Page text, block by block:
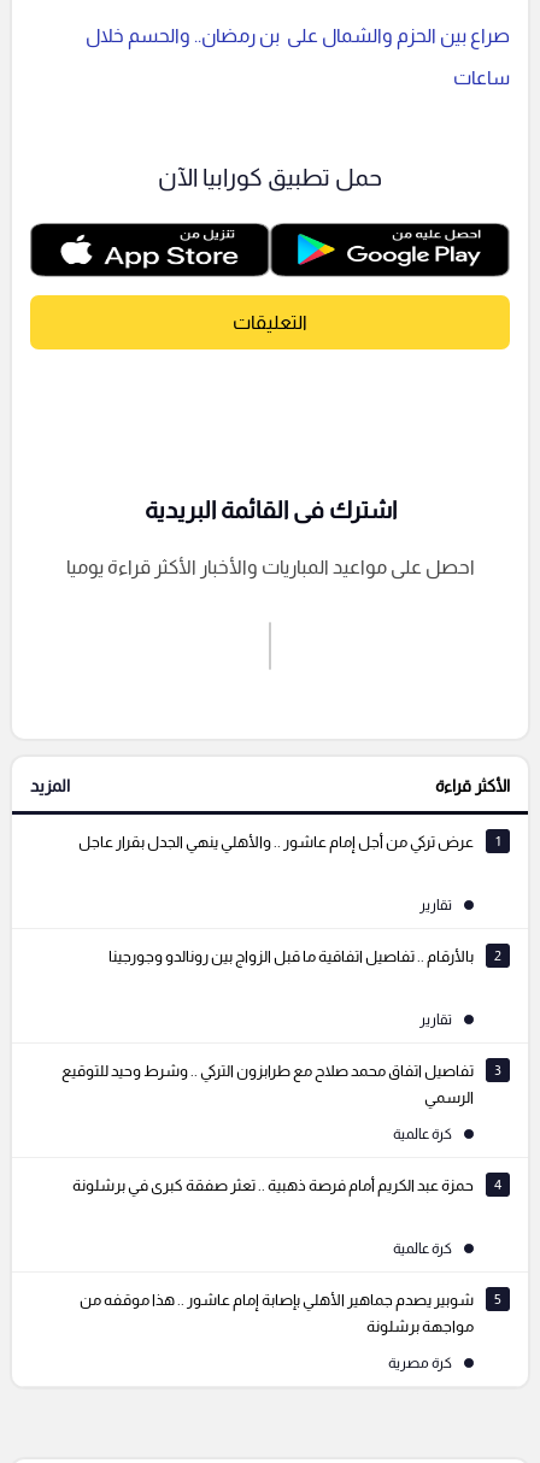
صراع بين الحزم والشمال على بن رمضان.. والحسم خلال
ساعات
حمل تطبيق كورابيا الآن
التعليقات
إرسال تعليق
التعليقات السابقة
اشترك فى القائمة البريدية
احصل على مواعيد المباريات والأخبار الأكثر قراءة يوميا
الأكثر قراءة المزيد
1 عرض تركي من أجل إمام عاشور .. والأهلي ينهي الجدل بقرار عاجل
تقارير
2 بالأرقام .. تفاصيل اتفاقية ما قبل الزواج بين رونالدو وجورجينا
تقارير
3
تفاصيل اتفاق محمد صلاح مع طرابزون التركي .. وشرط وحيد للتوقيع
الرسمي
كرة عالمية
4 حمزة عبد الكريم أمام فرصة ذهبية .. تعثر صفقة كبرى في برشلونة
كرة عالمية
5
شوبير يصدم جماهير الأهلي بإصابة إمام عاشور .. هذا موقفه من
مواجهة برشلونة
كرة مصرية